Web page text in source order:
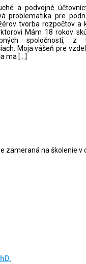
a podvojné
problematika pre
tvorba rozpočtov a
Mám 18 rokov
spoločností,
Moja vášeň pre
ma […]
zameraná na školenie v